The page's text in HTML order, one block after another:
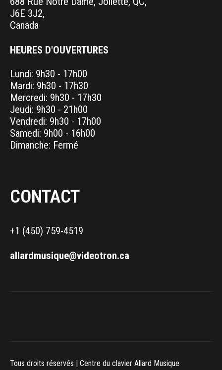
J6E 3J2,
Canada
HEURES D'OUVERTURES
Lundi: 9h30 - 17h00
Mardi: 9h30 - 17h30
Mercredi: 9h30 - 17h30
Jeudi: 9h30 - 21h00
Vendredi: 9h30 - 17h00
Samedi: 9h00 - 16h00
Dimanche: Fermé
CONTACT
+1 (450) 759-4519
allardmusique@videotron.ca
Tous droits réservés | Centre du clavier Allard Musique